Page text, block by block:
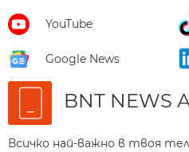
YouTube
Google News
BNT NEWS
Всичко най-важно в твоя